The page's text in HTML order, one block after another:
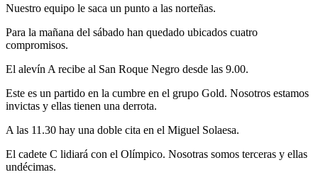
Nuestro equipo le saca un punto a las norteñas.
Para la mañana del sábado han quedado ubicados cuatro
compromisos.
El alevín A recibe al San Roque Negro desde las 9.00.
Este es un partido en la cumbre en el grupo Gold. Nosotros estamos
invictas y ellas tienen una derrota.
A las 11.30 hay una doble cita en el Miguel Solaesa.
El cadete C lidiará con el Olímpico. Nosotras somos terceras y ellas
undécimas.